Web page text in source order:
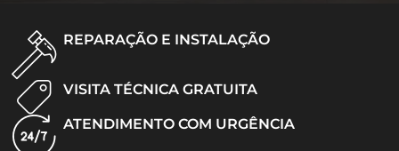
REPARAÇÃO E INSTALAÇÃO
VISITA TÉCNICA GRATUITA
ATENDIMENTO COM URGÊNCIA